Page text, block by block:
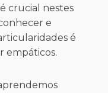
crucial nestes
e
é
empáticos.